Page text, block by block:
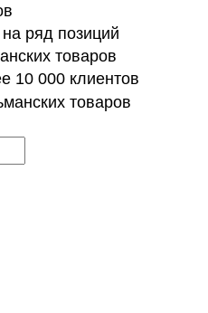
товаров
10 000 клиентов